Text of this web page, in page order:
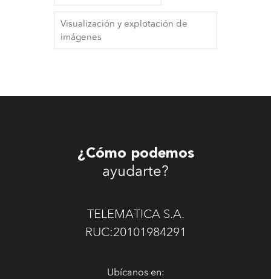
Visualización y explotación de
imágenes
¿Cómo podemos
ayudarte?
TELEMATICA S.A.
RUC:20101984291
Ubícanos en: